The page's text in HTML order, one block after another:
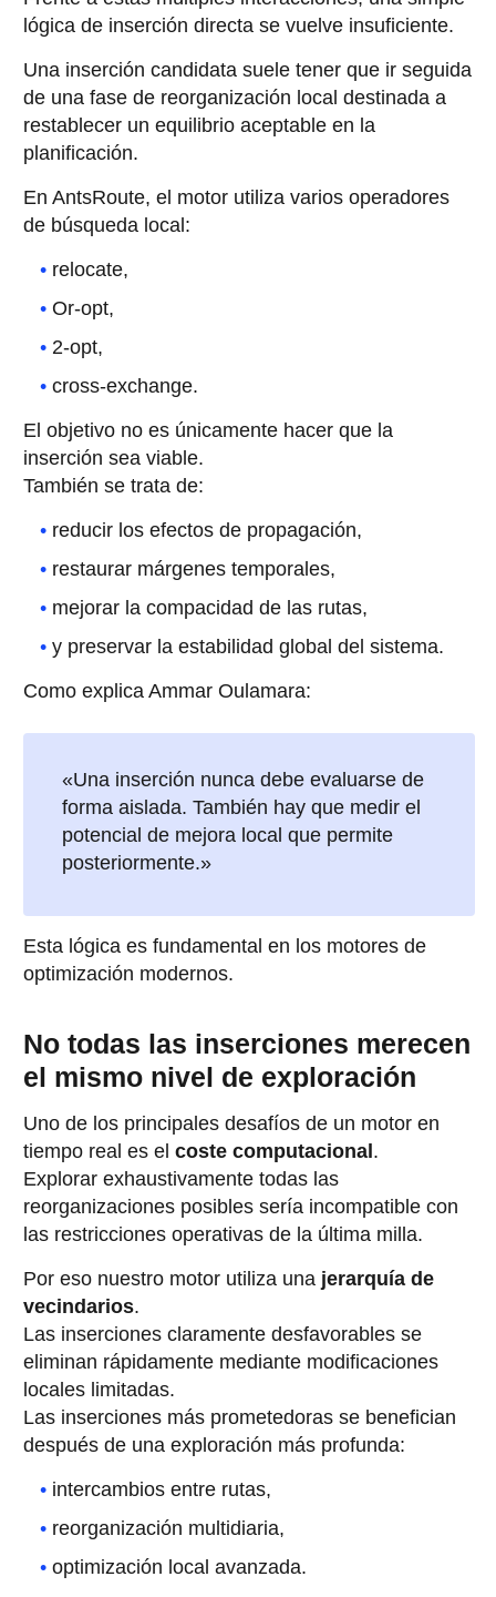
lógica de inserción directa se vuelve insuficiente.
Una inserción candidata suele tener que ir seguida
de una fase de reorganización local destinada a
restablecer un equilibrio aceptable en la
planificación.
En AntsRoute, el motor utiliza varios operadores
de búsqueda local:
relocate,
Or-opt,
2-opt,
cross-exchange.
El objetivo no es únicamente hacer que la
inserción sea viable.
También se trata de:
reducir los efectos de propagación,
restaurar márgenes temporales,
mejorar la compacidad de las rutas,
y preservar la estabilidad global del sistema.
Como explica Ammar Oulamara:
«Una inserción nunca debe evaluarse de
forma aislada. También hay que medir el
potencial de mejora local que permite
posteriormente.»
Esta lógica es fundamental en los motores de
optimización modernos.
No todas las inserciones merecen
el mismo nivel de exploración
Uno de los principales desafíos de un motor en
tiempo real es el coste computacional .
Explorar exhaustivamente todas las
reorganizaciones posibles sería incompatible con
las restricciones operativas de la última milla.
Por eso nuestro motor utiliza una jerarquía de
vecindarios.
Las inserciones claramente desfavorables se
eliminan rápidamente mediante modificaciones
locales limitadas.
Las inserciones más prometedoras se benefician
después de una exploración más profunda:
intercambios entre rutas,
reorganización multidiaria,
optimización local avanzada.